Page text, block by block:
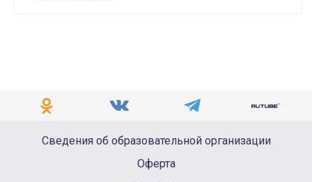
Сведения об образовательной организации
Оферта